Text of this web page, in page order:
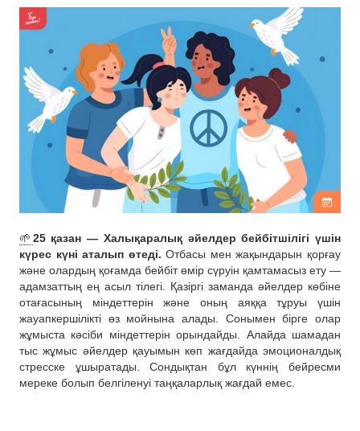
🌱 25 қазан — Халықаралық әйелдер бейбітшілігі үшін
күрес күні аталып өтеді. Отбасы мен жақындарын қорғау
және олардың қоғамда бейбіт өмір сүруін қамтамасыз ету —
адамзаттың ең асыл тілегі. Қазіргі заманда әйелдер көбіне
отағасының міндеттерін және оның аяққа тұруы үшін
жауапкершілікті өз мойнына алады. Сонымен бірге олар
жұмыста кәсіби міндеттерін орындайды. Алайда шамадан
тыс жұмыс әйелдер қауымын көп жағдайда эмоционалдық
стресске ұшыратады. Сондықтан бұл күннің бейресми
мереке болып белгіленуі таңқаларлық жағдай емес.